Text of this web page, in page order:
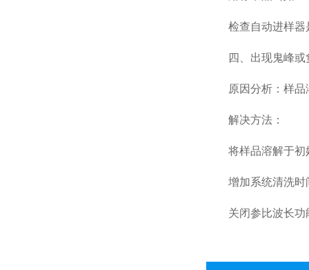
检查自动进样器
四、出现鬼峰或
原因分析：样品溶
解决方法：
将样品溶解于初
增加系统清洗时间
关闭参比波长功